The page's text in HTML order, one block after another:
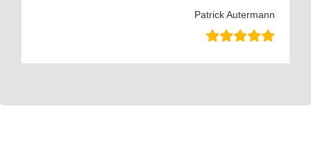
Patrick Autermann